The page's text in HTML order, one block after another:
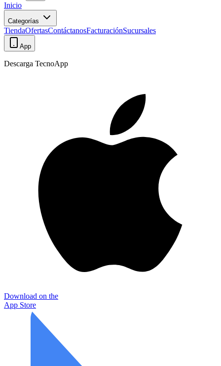
Inicio
Categorías
TiendaOfertasContáctanosFacturaciónSucursales
App
Descarga TecnoApp
Download on the
App Store